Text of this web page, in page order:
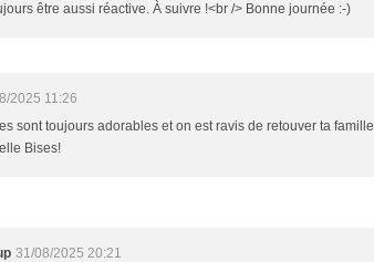
être aussi réactive. À suivre !<br /> Bonne journée :-)
2025 11:26
sont toujours adorables et on est ravis de retouver ta
Bises!
31/08/2025 20:21